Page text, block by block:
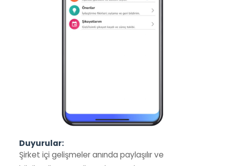
Duyurular:
Şirket içi gelişmeler anında paylaşılır ve